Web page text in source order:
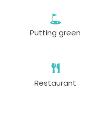
Putting green
Restaurant